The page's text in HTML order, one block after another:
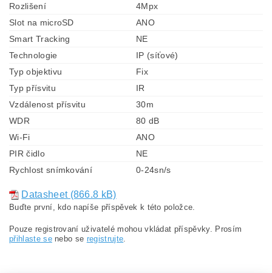
Rozlišení
4Mpx
Slot na microSD
ANO
Smart Tracking
NE
Technologie
IP (síťové)
Typ objektivu
Fix
Typ přísvitu
IR
Vzdálenost přísvitu
30m
WDR
80 dB
Wi-Fi
ANO
PIR čidlo
NE
Rychlost snímkování
0-24sn/s
Datasheet (866.8 kB)
Buďte první, kdo napíše příspěvek k této položce.
Pouze registrovaní uživatelé mohou vkládat příspěvky. Prosím
přihlaste senebo se registrujte